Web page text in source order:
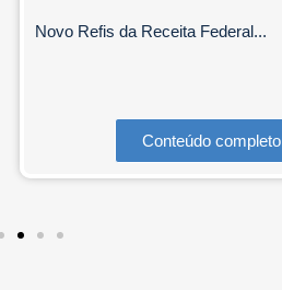
Novo Refis da Receita Federal...
Conteúdo completo